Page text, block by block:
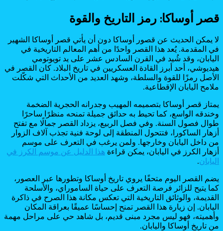
قصر أوساكا: رمز التاريخ والقوة
لا يمكن الحديث عن قصور أوساكا دون أن يأتي قصر أوساكا الشهير
في المقدمة. يُعد هذا القصر واحدًا من أهم المعالم التاريخية في
اليابان، وقد شُيد في القرن السادس عشر على يد تويوتومي
هيديوشي، أحد أبرز القادة العسكريين في تاريخ البلاد. كان القصر في
الأصل رمزًا للقوة والسلطة، وشهد العديد من الأحداث التي شكّلت
ملامح اليابان الإقطاعية.
يمتاز قصر أوساكا بتصميمه المهيب وجدرانه الحجرية الضخمة
وخندقه الواسع، كما تحيط به حدائق جميلة تمنحه منظرًا ساحرًا
طوال فصول السنة. وفي فصل الربيع، يزداد القصر جمالًا مع تفتح
أزهار الساكورا، فتتحول المنطقة إلى لوحة فنية تجذب آلاف الزوار
من داخل اليابان وخارجها. ولمن يرغب في التعرف على موسم
أزهار الكرز في اليابان، يمكن قراءة هذا الدليل عن موسم الكرز في
اليابان.
يضم القصر اليوم متحفًا يروي تاريخ أوساكا وتطورها عبر العصور،
كما يتيح للزائر فرصة التعرف على حياة الساموراي، والأسلحة
القديمة، والوثائق التاريخية التي تعكس مكانة هذا الصرح في ذاكرة
اليابان. إن زيارة هذا القصر تمنح إحساسًا عميقًا بعراقة المكان
وأهميته، فهو ليس مجرد مبنى قديم، بل شاهد حي على مراحل مهمة
من تاريخ أوساكا واليابان.